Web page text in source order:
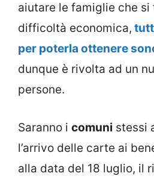
aiutare le famiglie che si
difficoltà economica,
per poterla ottenere
dunque è rivolta ad un
persone.
Saranno i comuni stessi
l’arrivo delle carte ai
alla data del 18 luglio, il